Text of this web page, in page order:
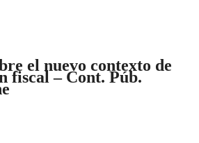
el nuevo contexto de
fiscal – Cont. Púb.